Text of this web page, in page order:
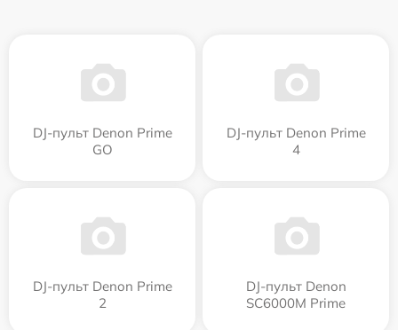
DJ-пульт Denon Prime
GO
DJ-пульт Denon Prime
4
DJ-пульт Denon Prime
2
DJ-пульт Denon
SC6000M Prime